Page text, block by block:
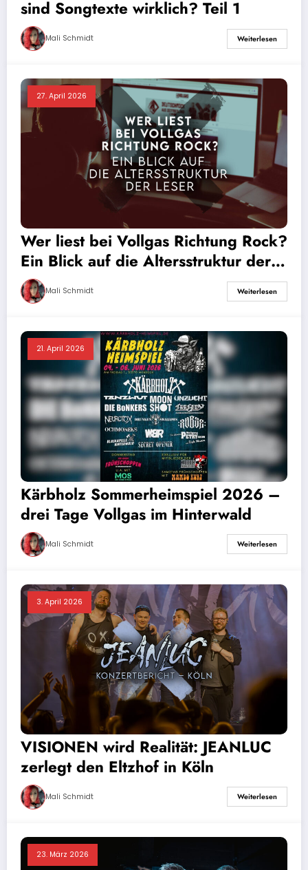
sind Songtexte wirklich? Teil 1
Mali Schmidt Weiterlesen
27. April 2026
Wer liest bei Vollgas Richtung Rock?
Ein Blick auf die Altersstruktur der
LeserMali Schmidt Weiterlesen
21. April 2026
Kärbholz Sommerheimspiel 2026 –
drei Tage Vollgas im Hinterwald
Mali Schmidt Weiterlesen
3. April 2026
VISIONEN wird Realität: JEANLUC
zerlegt den Eltzhof in Köln
Mali Schmidt Weiterlesen
23. März 2026